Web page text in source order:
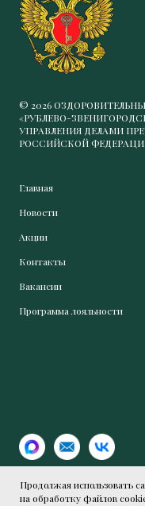
Продолжая использовать
на обработку файлов
© 2026
«РУБЛЕВО-
УПРАВЛЕНИЯ ДЕЛАМИ
РОССИЙСКОЙ
Главная
Новости
Акции
Контакты
Вакансии
Программа лояльности